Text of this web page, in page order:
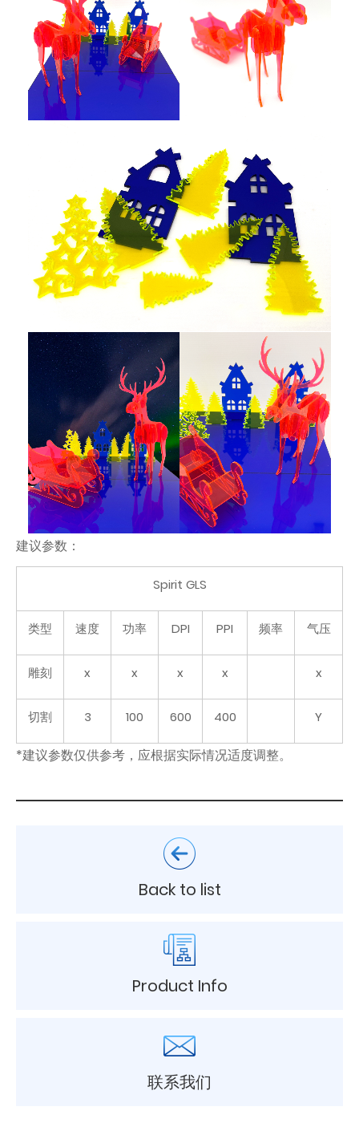
建议参数：
Spirit GLS
类型 速度 功率 DPI PPI 频率 气压
雕刻 x x x x x
切割 3 100 600 400 Y
*建议参数仅供参考，应根据实际情况适度调整。
Back to list
Product Info
联系我们